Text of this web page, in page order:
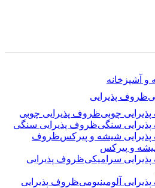
و آشپزخانه
ظروف پذیرایی
ظروف پذیرایی چوبی
ظروف پذیرایی سنگی
ظروف
و پیرکس
ظروف پذیرایی
ظروف پذیرایی